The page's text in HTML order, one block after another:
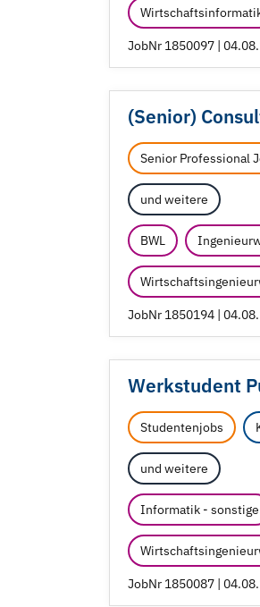
JobNr 1850097 |
(Senior)
Senior Professional
und weitere
BWL
JobNr 1850194 |
Werkstudent
Studentenjobs
und weitere
Informatik - sonstige
JobNr 1850087 |